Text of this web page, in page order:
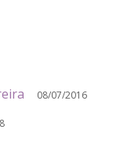
08/07/2016